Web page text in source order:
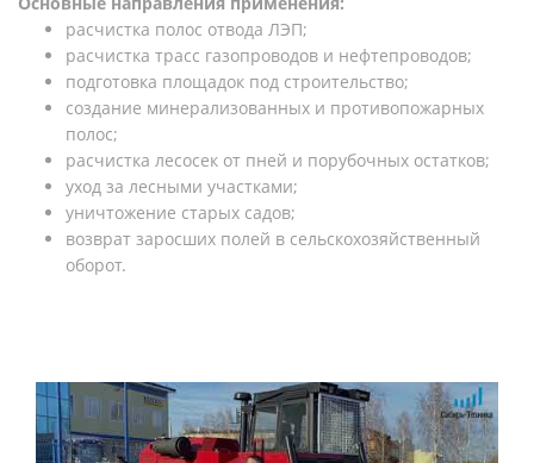
расчистка полос отвода ЛЭП;
расчистка трасс газопроводов и нефтепроводов;
подготовка площадок под строительство;
создание минерализованных и противопожарных
полос;
расчистка лесосек от пней и порубочных остатков;
уход за лесными участками;
уничтожение старых садов;
возврат заросших полей в сельскохозяйственный
оборот.